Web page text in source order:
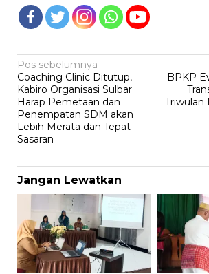
Navigasi
pos
Pos sebelumnya
Coaching Clinic Ditutup,
Kabiro Organisasi Sulbar
Harap Pemetaan dan
Penempatan SDM akan
Lebih Merata dan Tepat
Sasaran
BPKP
Triwulan
Jangan Lewatkan